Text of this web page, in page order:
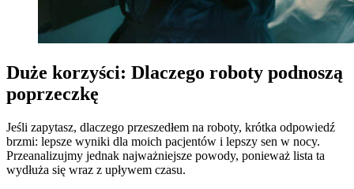
Duże korzyści: Dlaczego roboty podnoszą
poprzeczkę
Jeśli zapytasz, dlaczego przeszedłem na roboty, krótka odpowiedź
brzmi: lepsze wyniki dla moich pacjentów i lepszy sen w nocy.
Przeanalizujmy jednak najważniejsze powody, ponieważ lista ta
wydłuża się wraz z upływem czasu.